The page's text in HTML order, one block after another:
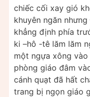
chiếc cối xay gió
khuyên ngăn
khẳng định phía
ki –hô -tê lăm lăm
một ngựa xông
phòng giáo đâm
cánh quạt đã hất
trang bị ngọn giáo